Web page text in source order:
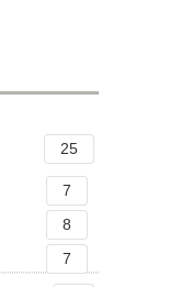
25
7
8
7